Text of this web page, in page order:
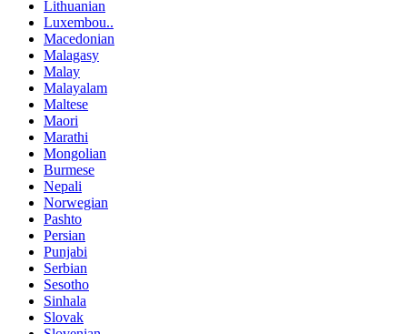
Lithuanian
Luxembou..
Macedonian
Malagasy
Malay
Malayalam
Maltese
Maori
Marathi
Mongolian
Burmese
Nepali
Norwegian
Pashto
Persian
Punjabi
Serbian
Sesotho
Sinhala
Slovak